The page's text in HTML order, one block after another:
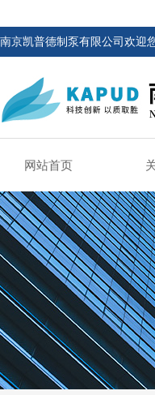
南京凯普德制泵有限公司欢迎
网站首页